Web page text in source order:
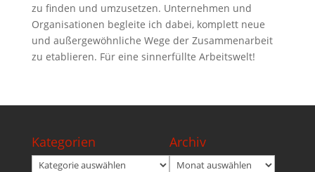
zu finden und umzusetzen. Unternehmen und
Organisationen begleite ich dabei, komplett neue
und außergewöhnliche Wege der Zusammenarbeit
zu etablieren. Für eine sinnerfüllte Arbeitswelt!
Kategorien
Kategorien
Archiv
Archiv